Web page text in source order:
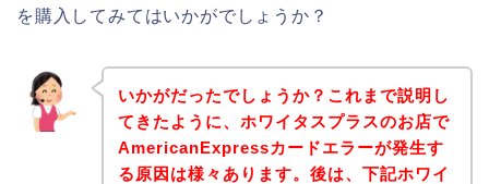
を購入してみてはいかがでしょうか？
いかがだったでしょうか？これまで説明し
てきたように、ホワイタスプラスのお店で
AmericanExpressカードエラーが発生す
る原因は様々あります。後は、下記ホワイ